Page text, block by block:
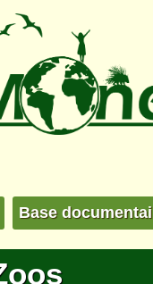
Base